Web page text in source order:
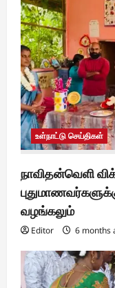
உள்நாட்டு செய்திகள்
நாவிதன்வெளி
வழங்கலும்
Editor 6 months